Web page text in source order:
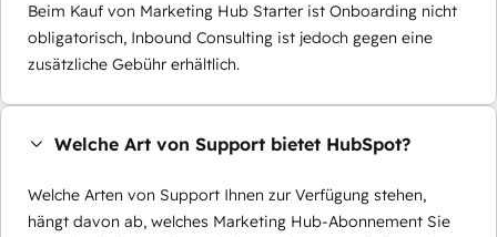
Beim Kauf von Marketing Hub Starter ist Onboarding nicht
obligatorisch, Inbound Consulting ist jedoch gegen eine
zusätzliche Gebühr erhältlich.
Welche Art von Support bietet HubSpot?
Welche Arten von Support Ihnen zur Verfügung stehen,
hängt davon ab, welches Marketing Hub-Abonnement Sie